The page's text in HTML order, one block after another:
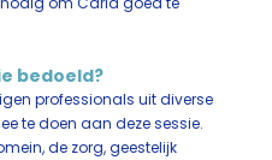
bedoeld?
professionals uit diverse
te doen aan deze sessie.
de zorg, geestelijk